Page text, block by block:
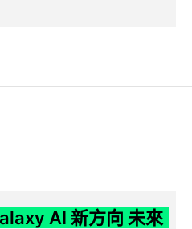
AI 新方向 未來